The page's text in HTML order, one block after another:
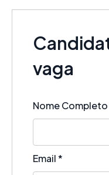
vaga
Nome Completo
Email*